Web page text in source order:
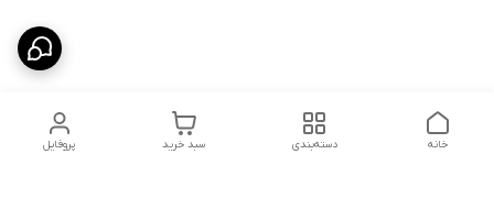
پروفایل سبد خرید دسته‌بندی خانه